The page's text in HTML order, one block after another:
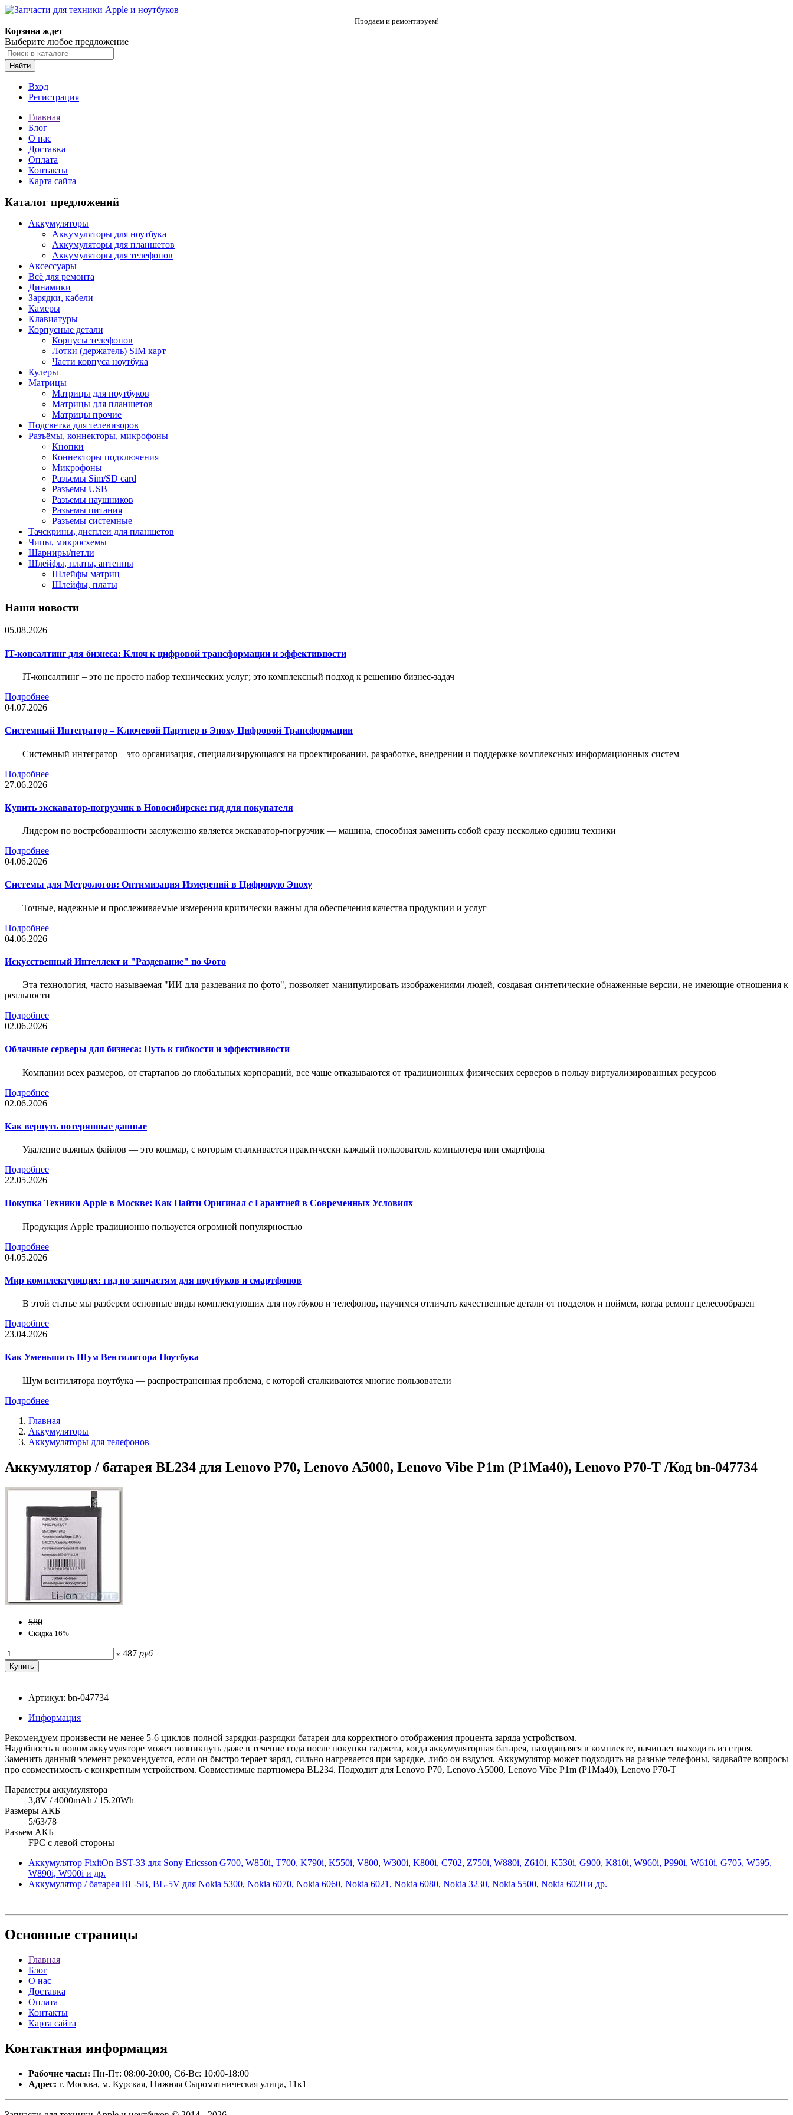
Продаем и ремонтируем!
Корзина ждет
Выберите любое предложение
Найти
Вход
Регистрация
Главная
Блог
О нас
Доставка
Оплата
Контакты
Карта сайта
Каталог предложений
Аккумуляторы
Аккумуляторы для ноутбука
Аккумуляторы для планшетов
Аккумуляторы для телефонов
Аксессуары
Всё для ремонта
Динамики
Зарядки, кабели
Камеры
Клавиатуры
Корпусные детали
Корпусы телефонов
Лотки (держатель) SIM карт
Части корпуса ноутбука
Кулеры
Матрицы
Матрицы для ноутбуков
Матрицы для планшетов
Матрицы прочие
Подсветка для телевизоров
Разъёмы, коннекторы, микрофоны
Кнопки
Коннекторы подключения
Микрофоны
Разъемы Sim/SD card
Разъемы USB
Разъемы наушников
Разъемы питания
Разъемы системные
Тачскрины, дисплеи для планшетов
Чипы, микросхемы
Шарниры/петли
Шлейфы, платы, антенны
Шлейфы матриц
Шлейфы, платы
Наши новости
05.08.2026
IT-консалтинг для бизнеса: Ключ к цифровой трансформации и эффективности
IT-консалтинг – это не просто набор технических услуг; это комплексный подход к решению бизнес-задач
Подробнее
04.07.2026
Системный Интегратор – Ключевой Партнер в Эпоху Цифровой Трансформации
Системный интегратор – это организация, специализирующаяся на проектировании, разработке, внедрении и поддержке комплексных информационных систем
Подробнее
27.06.2026
Купить экскаватор-погрузчик в Новосибирске: гид для покупателя
Лидером по востребованности заслуженно является экскаватор-погрузчик — машина, способная заменить собой сразу несколько единиц техники
Подробнее
04.06.2026
Системы для Метрологов: Оптимизация Измерений в Цифровую Эпоху
Точные, надежные и прослеживаемые измерения критически важны для обеспечения качества продукции и услуг
Подробнее
04.06.2026
Искусственный Интеллект и "Раздевание" по Фото
Эта технология, часто называемая "ИИ для раздевания по фото", позволяет манипулировать изображениями людей, создавая синтетические обнаженные версии, не имеющие отношения к
реальности
Подробнее
02.06.2026
Облачные серверы для бизнеса: Путь к гибкости и эффективности
Компании всех размеров, от стартапов до глобальных корпораций, все чаще отказываются от традиционных физических серверов в пользу виртуализированных ресурсов
Подробнее
02.06.2026
Как вернуть потерянные данные
Удаление важных файлов — это кошмар, с которым сталкивается практически каждый пользователь компьютера или смартфона
Подробнее
22.05.2026
Покупка Техники Apple в Москве: Как Найти Оригинал с Гарантией в Современных Условиях
Продукция Apple традиционно пользуется огромной популярностью
Подробнее
04.05.2026
Мир комплектующих: гид по запчастям для ноутбуков и смартфонов
В этой статье мы разберем основные виды комплектующих для ноутбуков и телефонов, научимся отличать качественные детали от подделок и поймем, когда ремонт целесообразен
Подробнее
23.04.2026
Как Уменьшить Шум Вентилятора Ноутбука
Шум вентилятора ноутбука — распространенная проблема, с которой сталкиваются многие пользователи
Подробнее
Главная
Аккумуляторы
Аккумуляторы для телефонов
Аккумулятор / батарея BL234 для Lenovo P70, Lenovo A5000, Lenovo Vibe P1m (P1Ma40), Lenovo P70-T /Код bn-047734
580
Скидка 16%
x 487 руб
Артикул: bn-047734
Информация
Рекомендуем произвести не менее 5-6 циклов полной зарядки-разрядки батареи для корректного отображения процента заряда устройством.
Надобность в новом аккумуляторе может возникнуть даже в течение года после покупки гаджета, когда аккумуляторная батарея, находящаяся в комплекте, начинает выходить из строя.
Заменить данный элемент рекомендуется, если он быстро теряет заряд, сильно нагревается при зарядке, либо он вздулся. Аккумулятор может подходить на разные телефоны, задавайте вопросы
про совместимость с конкретным устройством. Совместимые партномера BL234. Подходит для Lenovo P70, Lenovo A5000, Lenovo Vibe P1m (P1Ma40), Lenovo P70-T
Параметры аккумулятора
3,8V / 4000mAh / 15.20Wh
Размеры АКБ
5/63/78
Разъем АКБ
FPC с левой стороны
Аккумулятор FixitOn BST-33 для Sony Ericsson G700, W850i, T700, K790i, K550i, V800, W300i, K800i, C702, Z750i, W880i, Z610i, K530i, G900, K810i, W960i, P990i, W610i, G705, W595,
W890i, W900i и др.
Аккумулятор / батарея BL-5B, BL-5V для Nokia 5300, Nokia 6070, Nokia 6060, Nokia 6021, Nokia 6080, Nokia 3230, Nokia 5500, Nokia 6020 и др.
Основные страницы
Главная
Блог
О нас
Доставка
Оплата
Контакты
Карта сайта
Контактная информация
Рабочие часы: Пн-Пт: 08:00-20:00, Сб-Вс: 10:00-18:00
Адрес: г. Москва, м. Курская, Нижняя Сыромятническая улица, 11к1